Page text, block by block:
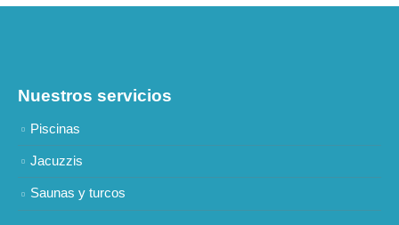
Nuestros servicios
Piscinas
Jacuzzis
Saunas y turcos